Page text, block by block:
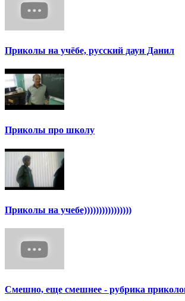
Приколы на учёбе, русский даун Данил
Приколы про школу
Приколы на учебе))))))))))))))))
Смешно, еще смешнее - рубрика